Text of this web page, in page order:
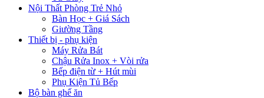
Nội Thất Phòng Trẻ Nhỏ
Bàn Học + Giá Sách
Giường Tầng
Thiết bị - phụ kiện
Máy Rửa Bát
Chậu Rửa Inox + Vòi rửa
Bếp điện từ + Hút mùi
Phụ Kiện Tủ Bếp
Bộ bàn ghế ăn